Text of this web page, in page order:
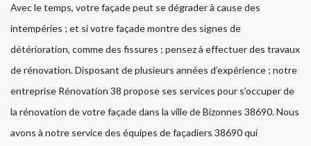
Avec le temps, votre façade peut se dégrader à cause des
intempéries ; et si votre façade montre des signes de
détérioration, comme des fissures ; pensez à effectuer des travaux
de rénovation. Disposant de plusieurs années d’expérience ; notre
entreprise Rénovation 38 propose ses services pour s’occuper de
la rénovation de votre façade dans la ville de Bizonnes 38690. Nous
avons à notre service des équipes de façadiers 38690 qui